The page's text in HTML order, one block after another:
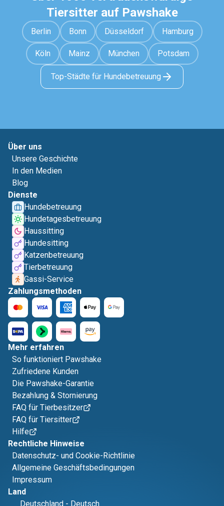
Tiersitter auf Pawshake
Berlin Bonn Düsseldorf Hamburg
Köln Mainz München Potsdam
Top-Städte für Hundebetreuung
Über uns
Unsere Geschichte
In den Medien
Blog
Dienste
Hundebetreuung
Hundetagesbetreuung
Haussitting
Hundesitting
Katzenbetreuung
Tierbetreuung
Gassi-Service
Zahlungsmethoden
Mehr erfahren
So funktioniert Pawshake
Zufriedene Kunden
Die Pawshake-Garantie
Bezahlung & Stornierung
FAQ für Tierbesitzer
FAQ für Tiersitter
Hilfe
Rechtliche Hinweise
Datenschutz- und Cookie-Richtlinie
Allgemeine Geschäftsbedingungen
Impressum
Land
Deutschland - Deutsch